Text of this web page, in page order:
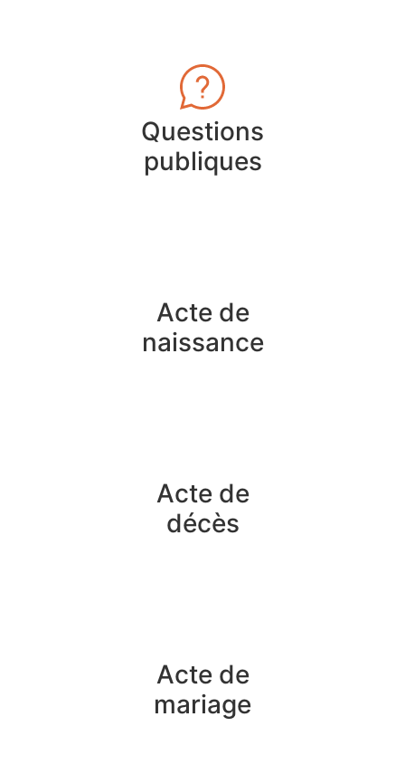
Questions
publiques
Acte de
naissance
Acte de
décès
Acte de
mariage